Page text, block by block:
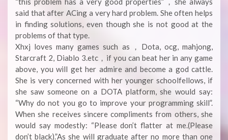
said that after ACing a very hard problem. She often helps
in finding solutions, even though she is not good at the
problems of that type.
Xhxj loves many games such as，Dota, ocg, mahjong,
Starcraft 2, Diablo 3.etc，if you can beat her in any game
above, you will get her admire and become a god cattle.
She is very concerned with her younger schoolfellows, if
she saw someone on a DOTA platform, she would say:
“Why do not you go to improve your programming skill”.
When she receives sincere compliments from others, she
would say modestly: “Please don’t flatter at me.(Please
don’t black).”As she will graduate after no more than one